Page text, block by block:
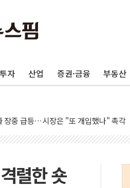
자 산업 증권·금융 부동산
행정명령 검토…"이르면 다음 주"
무도회장 공사 중단 명령…트럼프 제동
장중 급등…시장은 "또 개입했나" 촉각
도체주 프리뷰...美 고용 쇼크에 반도체
만3000명 감소 '쇼크'…9월 금리 인상
3개국, 공동방위협정 체결
렬한 숏